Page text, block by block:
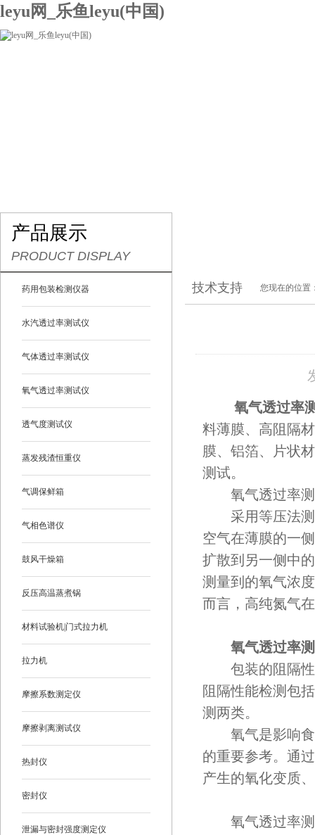
leyu网_乐鱼leyu(中国)
产品展示
PRODUCT DISPLAY
药用包装检测仪器
水汽透过率测试仪
气体透过率测试仪
氧气透过率测试仪
透气度测试仪
蒸发残渣恒重仪
气调保鲜箱
气相色谱仪
鼓风干燥箱
反压高温蒸煮锅
材料试验机|门式拉力机
拉力机
摩擦系数测定仪
摩擦剥离测试仪
热封仪
密封仪
泄漏与密封强度测定仪
技术支持 您现在的位置
氧气透过率
料薄膜、高阻隔
膜、铝箔、片状
测试。
氧气透过率测
采用等压法测
空气在薄膜的一
扩散到另一侧中
测量到的氧气浓
而言，高纯氮气
氧气透过率
包装的阻隔性
阻隔性能检测包
测两类。
氧气是影响食
的重要参考。通
产生的氧化变质
氧气透过率测